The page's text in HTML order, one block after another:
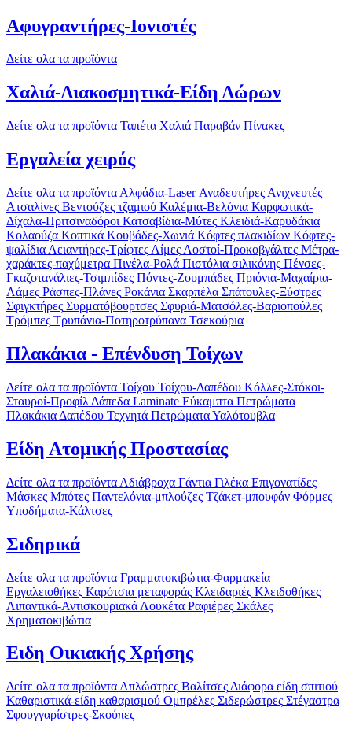
Αφυγραντήρες-Ιονιστές
Δείτε ολα τα προϊόντα
Χαλιά-Διακοσμητικά-Είδη Δώρων
Δείτε ολα τα προϊόντα Ταπέτα Χαλιά Παραβάν Πίνακες
Εργαλεία χειρός
Δείτε ολα τα προϊόντα Αλφάδια-Laser Αναδευτήρες Ανιχνευτές
Ατσαλίνες Βεντούζες τζαμιού Καλέμια-Βελόνια Καρφωτικά-
Δίχαλα-Πριτσιναδόροι Κατσαβίδια-Μύτες Κλειδιά-Καρυδάκια
Κολαούζα Κοπτικά Κουβάδες-Χωνιά Κόφτες πλακιδίων Κόφτες-
ψαλίδια Λειαντήρες-Τρίφτες Λίμες Λοστοί-Προκοβγάλτες Μέτρα-
χαράκτες-παχύμετρα Πινέλα-Ρολά Πιστόλια σιλικόνης Πένσες-
Γκαζοτανάλιες-Τσιμπίδες Πόντες-Ζουμπάδες Πριόνια-Μαχαίρια-
Λάμες Ράσπες-Πλάνες Ροκάνια Σκαρπέλα Σπάτουλες-Ξύστρες
Σφιγκτήρες Συρματόβουρτσες Σφυριά-Ματσόλες-Βαριοπούλες
Τρόμπες Τρυπάνια-Ποτηροτρύπανα Τσεκούρια
Πλακάκια - Επένδυση Τοίχων
Δείτε ολα τα προϊόντα Τοίχου Τοίχου-Δαπέδου Κόλλες-Στόκοι-
Σταυροί-Προφίλ Δάπεδα Laminate Εύκαμπτα Πετρώματα
Πλακάκια Δαπέδου Τεχνητά ΠετρώματαΥαλότουβλα
Είδη Ατομικής Προστασίας
Δείτε ολα τα προϊόντα Αδιάβροχα Γάντια Γιλέκα Επιγονατίδες
Μάσκες Μπότες Παντελόνια-μπλούζες Τζάκετ-μπουφάν Φόρμες
Υποδήματα-Κάλτσες
Σιδηρικά
Δείτε ολα τα προϊόντα Γραμματοκιβώτια-Φαρμακεία
Εργαλειοθήκες Καρότσια μεταφοράς Κλειδαριές Κλειδοθήκες
Λιπαντικά-Αντισκουριακά Λουκέτα Ραφιέρες Σκάλες
Χρηματοκιβώτια
Ειδη Οικιακής Χρήσης
Δείτε ολα τα προϊόντα Απλώστρες Βαλίτσες Διάφορα είδη σπιτιού
Καθαριστικά-είδη καθαρισμού Ομπρέλες Σιδερώστρες Στέγαστρα
Σφουγγαρίστρες-Σκούπες